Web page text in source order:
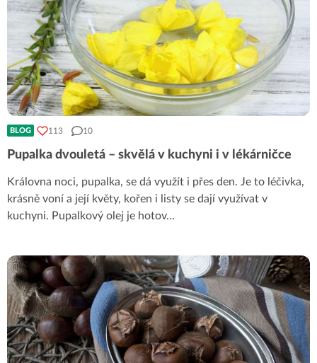
BLOG 113 10
Pupalka dvouletá – skvělá v kuchyni i v lékárničce
Královna noci, pupalka, se dá využít i přes den. Je to léčivka,
krásně voní a její květy, kořen i listy se dají využívat v
kuchyni. Pupalkový olej je hotov...